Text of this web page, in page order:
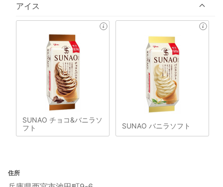
アイス
SUNAO チョコ&バニラソ
フト
SUNAO バニラソフト
住所